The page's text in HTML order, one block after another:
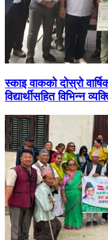
स्काइ वाकको दोस्रो
विद्यार्थीसहित विभिन्न